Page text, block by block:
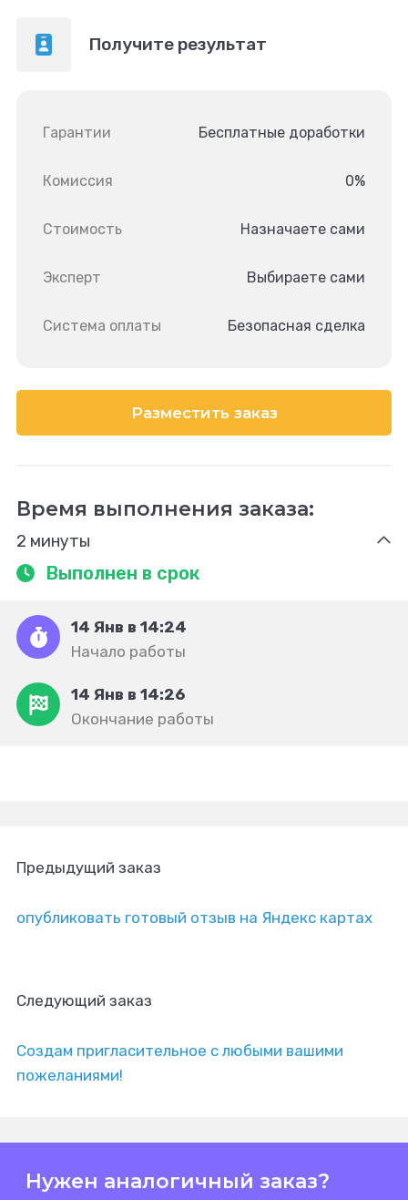
Получите результат
Гарантии Бесплатные доработки
Комиссия 0%
Стоимость Назначаете сами
Эксперт Выбираете сами
Система оплаты Безопасная сделка
Разместить заказ
Время выполнения заказа:
2 минуты
Выполнен в срок
14 Янв в 14:24
Начало работы
14 Янв в 14:26
Окончание работы
Предыдущий заказ
опубликовать готовый отзыв на Яндекс картах
Следующий заказ
Создам пригласительное с любыми вашими
пожеланиями!
Нужен аналогичный заказ?